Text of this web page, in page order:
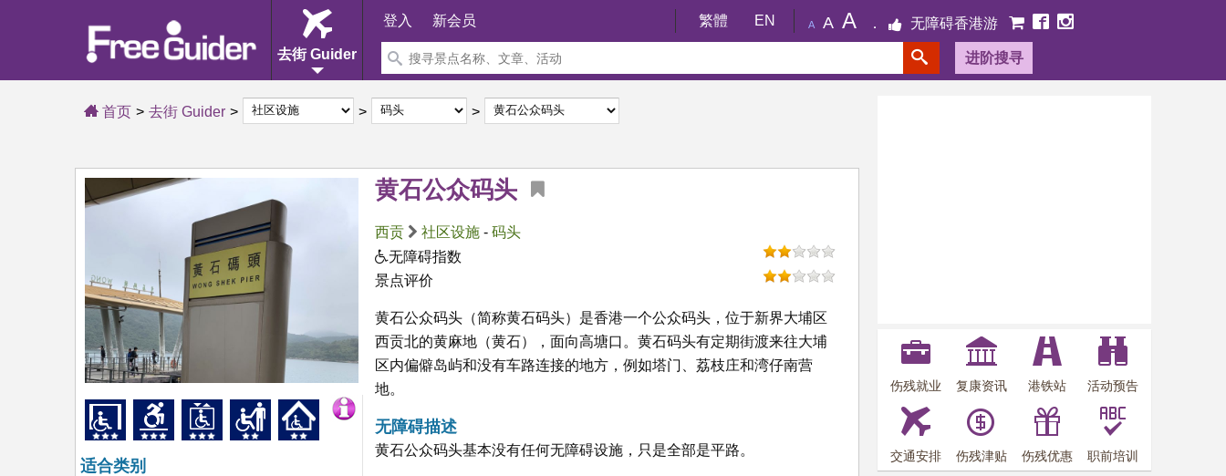
去街 Guider
登入 新会员 繁體 EN A A A 无障碍香港游
进阶搜寻
首页 去街 Guider
黄石公众码头
西贡 社区设施 - 码头
无障碍指数
景点评价
适合类别
黄石公众码头（简称黄石码头）是香港一个公众码头，位于新界大埔区
西贡北的黄麻地（黄石），面向高塘口。黄石码头有定期街渡来往大埔
区内偏僻岛屿和没有车路连接的地方，例如塔门、荔枝庄和湾仔南营
地。
无障碍描述
黄石公众码头基本没有任何无障碍设施，只是全部是平路。
伤残就业 复康资讯 港铁站 活动预告
交通安排 伤残津贴 伤残优惠 职前培训